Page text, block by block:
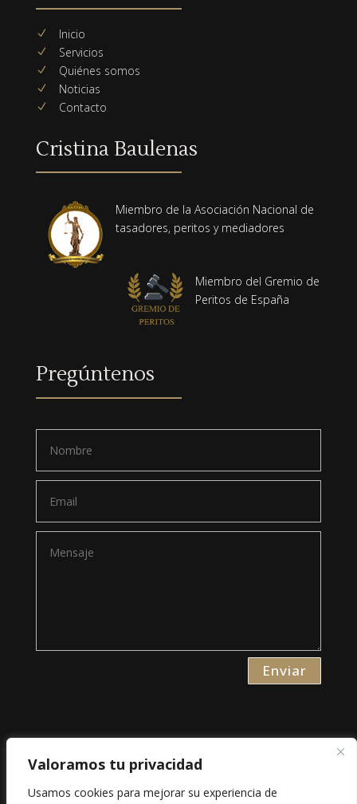
Valoramos tu privacidad
Usamos cookies para mejorar su experiencia de
N Inicio
N Servicios
N Quiénes somos
N Noticias
N Contacto
Cristina Baulenas
Miembro de la Asociación Nacional de
tasadores, peritos y mediadores
Miembro del Gremio de
Peritos de España
Pregúntenos
Enviar
Aviso Legal
Política de Privacidad